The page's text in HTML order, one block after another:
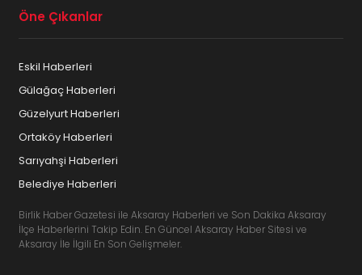
Öne Çıkanlar
Eskil Haberleri
Gülağaç Haberleri
Güzelyurt Haberleri
Ortaköy Haberleri
Sarıyahşi Haberleri
Belediye Haberleri
Birlik Haber Gazetesi ile Aksaray Haberleri ve Son Dakika Aksaray
İlçe Haberlerini Takip Edin. En Güncel Aksaray Haber Sitesi ve
Aksaray İle İlgili En Son Gelişmeler.